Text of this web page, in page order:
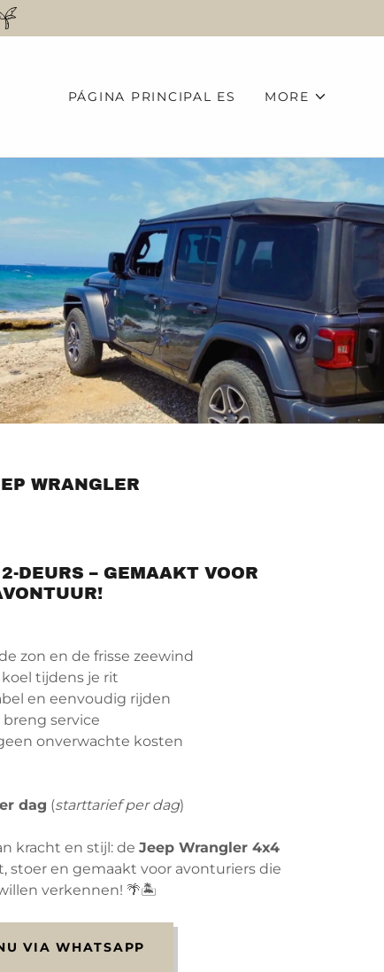
PÁGINA PRINCIPAL ES MORE
WRANGLER
DEURS – GEMAAKT VOOR
zon en de frisse zeewind
koel tijdens je rit
en eenvoudig rijden
breng service
onverwachte kosten
dag (starttarief per dag)
kracht en stijl: de Jeep Wrangler 4x4
stoer en gemaakt voor avonturiers die
verkennen! 🌴🏝️
VIA WHATSAPP